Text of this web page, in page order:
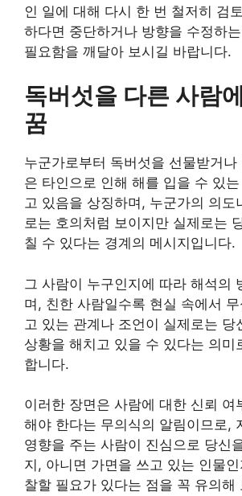
인 일에 대해 다시 한 번 철저히 검
하다면 중단하거나 방향을 수정하
필요함을 깨달아 보시길 바랍니다.
독버섯을 다른 사람
꿈
누군가로부터 독버섯을 선물받거나
은 타인으로 인해 해를 입을 수 있
고 있음을 상징하며, 누군가의 의도
로는 호의처럼 보이지만 실제로는
칠 수 있다는 경계의 메시지입니다.
그 사람이 누구인지에 따라 해석의
며, 친한 사람일수록 현실 속에서
고 있는 관계나 조언이 실제로는 당
상황을 해치고 있을 수 있다는 의미
합니다.
이러한 장면은 사람에 대한 신뢰 여
해야 한다는 무의식의 알림이므로,
영향을 주는 사람이 진심으로 당신
지, 아니면 가면을 쓰고 있는 인물
찰할 필요가 있다는 점을 꼭 유의해